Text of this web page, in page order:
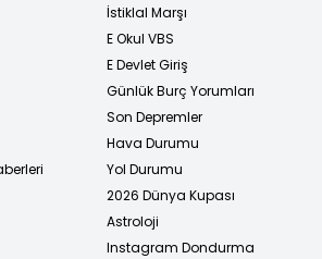
İstiklal Marşı
E Okul VBS
E Devlet Giriş
Günlük Burç Yorumları
Son Depremler
Hava Durumu
Yol Durumu
2026 Dünya Kupası
Astroloji
Instagram Dondurma